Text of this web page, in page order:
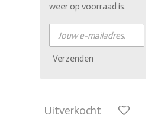
weer op voorraad is.
Verzenden
Uitverkocht